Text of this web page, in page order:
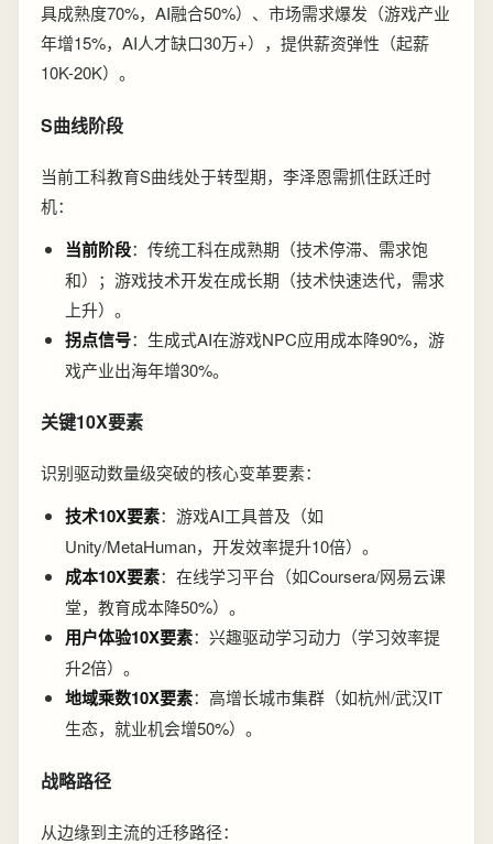
具成熟度70%，AI融合50%）、市场需求爆发（游戏产业
年增15%，AI人才缺口30万+），提供薪资弹性（起薪
10K-20K）。
S曲线阶段
当前工科教育S曲线处于转型期，李泽恩需抓住跃迁时
机：
当前阶段：传统工科在成熟期（技术停滞、需求饱
和）；游戏技术开发在成长期（技术快速迭代，需求
上升）。
拐点信号：生成式AI在游戏NPC应用成本降90%，游
戏产业出海年增30%。
关键10X要素
识别驱动数量级突破的核心变革要素：
技术10X要素：游戏AI工具普及（如
Unity/MetaHuman，开发效率提升10倍）。
成本10X要素：在线学习平台（如Coursera/网易云课
堂，教育成本降50%）。
用户体验10X要素：兴趣驱动学习动力（学习效率提
升2倍）。
地域乘数10X要素：高增长城市集群（如杭州/武汉IT
生态，就业机会增50%）。
战略路径
从边缘到主流的迁移路径：